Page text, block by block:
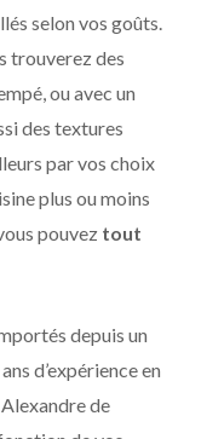
selon vos goûts.
trouverez des
ou avec un
des textures
par vos choix
plus ou moins
pouvez tout
depuis un
d’expérience en
de